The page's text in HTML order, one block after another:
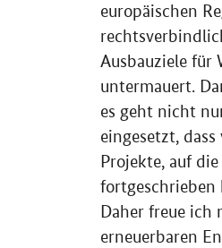
europäischen
Ausbauziele für
untermauert.
es geht nicht
eingesetzt,
Projekte, auf
fortgeschrieben
Daher freue ich
erneuerbaren